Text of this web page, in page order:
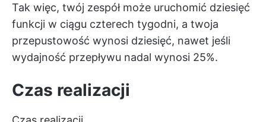
Tak więc, twój zespół może uruchomić dziesięć
funkcji w ciągu czterech tygodni, a twoja
przepustowość wynosi dziesięć, nawet jeśli
wydajność przepływu nadal wynosi 25%.
Czas realizacji